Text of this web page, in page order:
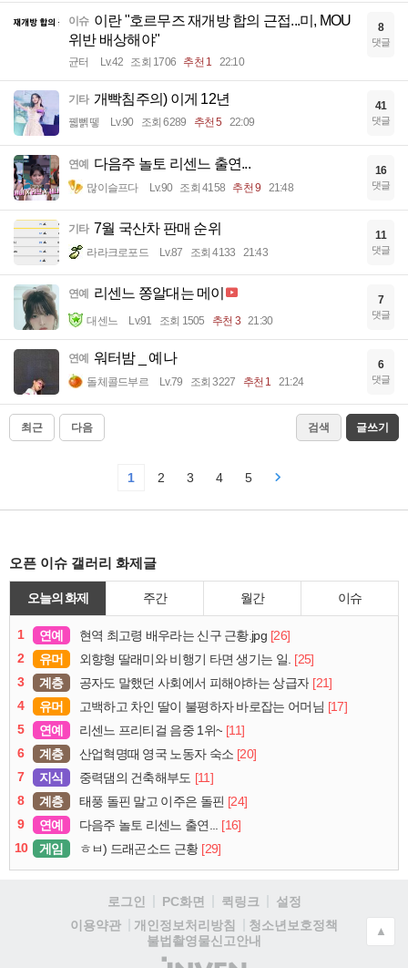
이슈 이란 "호르무즈 재개방 합의 근접...미, MOU
위반 배상해야"
균터 Lv.42 조회 1706 추천 1 22:10
8
댓글
기타 개빡침주의) 이게 12년
꿻뻵뗗 Lv.90 조회 6289 추천 5 22:09
41
댓글
연예 다음주 놀토 리센느 출연...
많이슬프다 Lv.90 조회 4158 추천 9 21:48
16
댓글
기타 7월 국산차 판매 순위
라라크로포드 Lv.87 조회 4133 21:43
11
댓글
연예 리센느 쫑알대는 메이
대센느 Lv.91 조회 1505 추천 3 21:30
7
댓글
연예 워터밤 _ 예나
돌체콜드부르 Lv.79 조회 3227 추천 1 21:24
6
댓글
최근 다음 검색 글쓰기
1 2 3 4 5
오픈 이슈 갤러리 화제글
오늘의 화제 주간 월간 이슈
1 연예 현역 최고령 배우라는 신구 근황.jpg [26]
2
유머 외향형 딸래미와 비행기 타면 생기는 일. [25]
3
계층 공자도 말했던 사회에서 피해야하는 상급자 [21]
4
유머 고백하고 차인 딸이 불평하자 바로잡는 어머님 [17]
5
연예 리센느 프리티걸 음중 1위~ [11]
6
계층 산업혁명때 영국 노동자 숙소 [20]
7
지식 중력댐의 건축해부도 [11]
8
계층 태풍 돌핀 말고 이주은 돌핀 [24]
9
연예 다음주 놀토 리센느 출연... [16]
10
게임 ㅎㅂ) 드래곤소드 근황 [29]
로그인 PC화면 퀵링크
설정
이용약관
개인정보처리방침
청소년보호정책
불법촬영물신고안내
(주)
▲